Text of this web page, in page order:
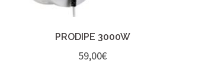
PRODIPE 3000W
59,00€